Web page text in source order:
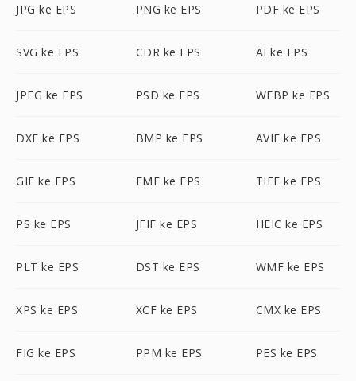
JPG ke EPS PNG ke EPS PDF ke EPS
SVG ke EPS CDR ke EPS AI ke EPS
JPEG ke EPS PSD ke EPS WEBP ke EPS
DXF ke EPS BMP ke EPS AVIF ke EPS
GIF ke EPS EMF ke EPS TIFF ke EPS
PS ke EPS JFIF ke EPS HEIC ke EPS
PLT ke EPS DST ke EPS WMF ke EPS
XPS ke EPS XCF ke EPS CMX ke EPS
FIG ke EPS PPM ke EPS PES ke EPS